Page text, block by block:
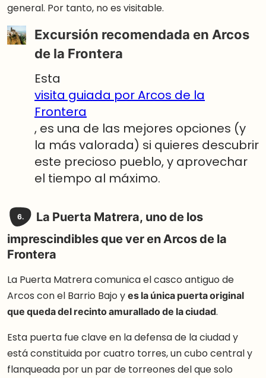
general. Por tanto, no es visitable.
Excursión recomendada en Arcos
de la Frontera
Esta
visita guiada por Arcos de la
Frontera
, es una de las mejores opciones (y
la más valorada) si quieres descubrir
este precioso pueblo, y aprovechar
el tiempo al máximo.
6. La Puerta Matrera, uno de los
imprescindibles que ver en Arcos de la
Frontera
La Puerta Matrera comunica el casco antiguo de
Arcos con el Barrio Bajo yes la única puerta original
que queda del recinto amurallado de la ciudad.
Esta puerta fue clave en la defensa de la ciudad y
está constituida por cuatro torres, un cubo central y
flanqueada por un par de torreones del que solo